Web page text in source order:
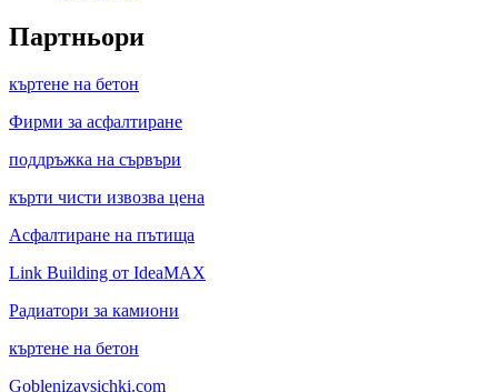
Партньори
къртене на бетон
Фирми за асфалтиране
поддръжка на сървъри
кърти чисти извозва цена
Асфалтиране на пътища
Link Building от IdeaMAX
Радиатори за камиони
къртене на бетон
Goblenizavsichki.com